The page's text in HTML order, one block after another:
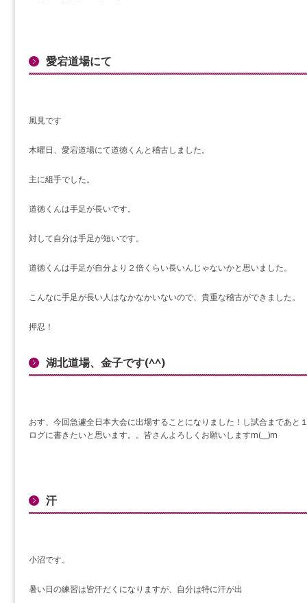
愛宕道場にて
風見です
木曜日、愛宕道場にて道徳くんと稽古しました。
主に組手でした。
道徳くんは手足が長いです。
対して自分は手足が短いです。
道徳くんは手足が自分より２倍くらい長いんじゃないかと思いました。
こんなに手足が長い人はなかなかいないので、貴重な稽古ができました。
押忍！
湖北道場、金子です(^^)
おす、今回急遽全日本大会に出場することになりました！し試合まであと
ログに書きたいと思います。。皆さんよろしくお願いしますm(__)m
汗
小沼です。
暑い日の練習は皆汗だくになりますが、自分は特に汗が出